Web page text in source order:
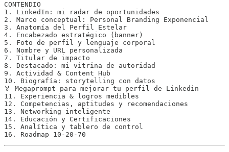
CONTENDIO
1. LinkedIn: mi radar de oportunidades
2. Marco conceptual: Personal Branding Exponencial
3. Anatomía del Perfil Estelar
4. Encabezado estratégico (banner)
5. Foto de perfil y lenguaje corporal
6. Nombre y URL personalizada
7. Titular de impacto
8. Destacado: mi vitrina de autoridad
9. Actividad & Content Hub
10. Biografía: storytelling con datos
🏅 Megaprompt para mejorar tu perfil de Linkedin
11. Experiencia & logros medibles
12. Competencias, aptitudes y recomendaciones
13. Networking inteligente
14. Educación y Certificaciones
15. Analítica y tablero de control
16. Roadmap 10-20-70